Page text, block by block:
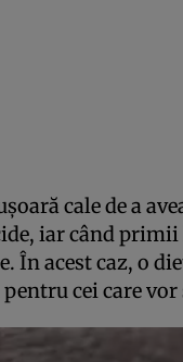
cale de a
iar când primii
În acest caz, o
cei care vor